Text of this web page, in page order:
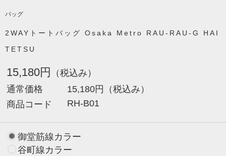
バッグ
2WAYトートバッグ Osaka Metro RAU-RAU-G HAI
TETSU
15,180円
（税込み）
通常価格
15,180円
（税込み）
商品コード
RH-B01
御堂筋線カラー
谷町線カラー